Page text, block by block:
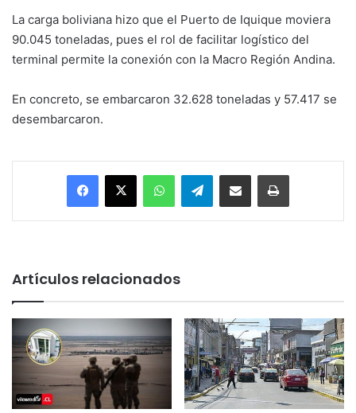
La carga boliviana hizo que el Puerto de Iquique moviera
90.045 toneladas, pues el rol de facilitar logístico del
terminal permite la conexión con la Macro Región Andina.
En concreto, se embarcaron 32.628 toneladas y 57.417 se
desembarcaron.
Facebook
X WhatsAppTelegramEnviar vía email Imprimir
Artículos relacionados